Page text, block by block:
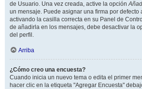
de Usuario. Una vez creada, active la opción
un mensaje. Puede asignar una firma por defecto
activando la casilla correcta en su Panel de
de añadirla en los mensajes, debe desactivar la
del perfil.
Arriba
¿Cómo creo una encuesta?
Cuando inicia un nuevo tema o edita el primer
hacer clic en la etiqueta "Agregar Encuesta"